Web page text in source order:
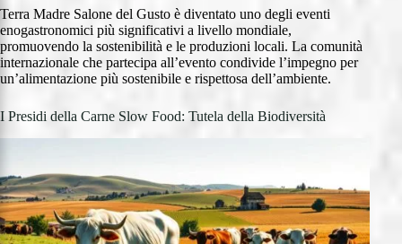
Terra Madre Salone del Gusto è diventato uno degli eventi
enogastronomici più significativi a livello mondiale,
promuovendo la sostenibilità e le produzioni locali. La comunità
internazionale che partecipa all’evento condivide l’impegno per
un’alimentazione più sostenibile e rispettosa dell’ambiente.
I Presidi della Carne Slow Food: Tutela della Biodiversità